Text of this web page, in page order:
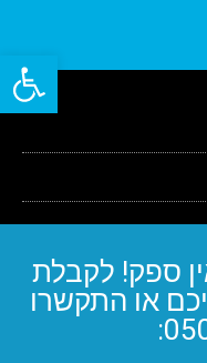
ספק! לקבלת
או התקשרו
פתח